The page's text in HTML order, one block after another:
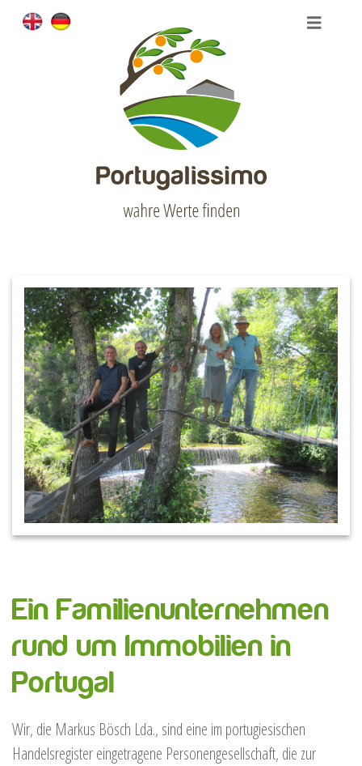
Ein Familienunternehmen
rund um Immobilien in
Portugal
Wir, die Markus Bösch Lda., sind eine im portugiesischen
Handelsregister eingetragene Personengesellschaft, die zur